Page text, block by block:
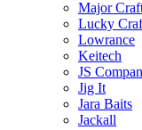
Major
Lucky
Lowrance
Keitech
JS
Jig It
Jara Baits
Jackall